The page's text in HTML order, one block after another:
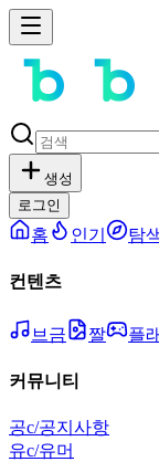
생성
로그인
홈 인기 탐
컨텐츠
브금 짤 플
커뮤니티
공c/공지사항
유c/유머